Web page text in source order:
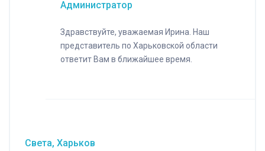
Администратор
Здравствуйте, уважаемая Ирина. Наш
представитель по Харьковской области
ответит Вам в ближайшее время.
Света, Харьков